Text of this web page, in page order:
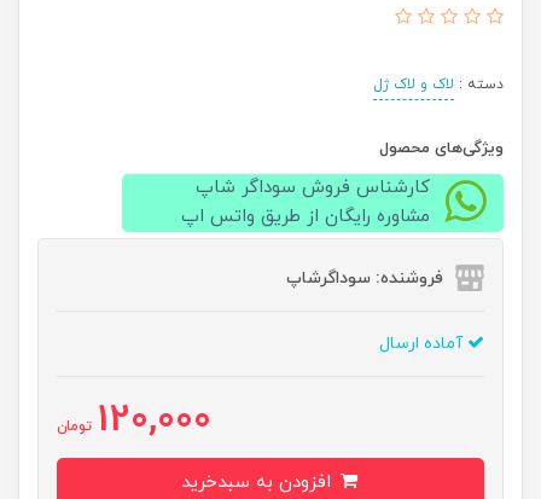
دسته : لاک و لاک ژل
ویژگی‌های محصول
کارشناس فروش سوداگر شاپ
مشاوره رایگان از طریق واتس اپ
فروشنده: سوداگرشاپ
آماده ارسال
120,000 تومان